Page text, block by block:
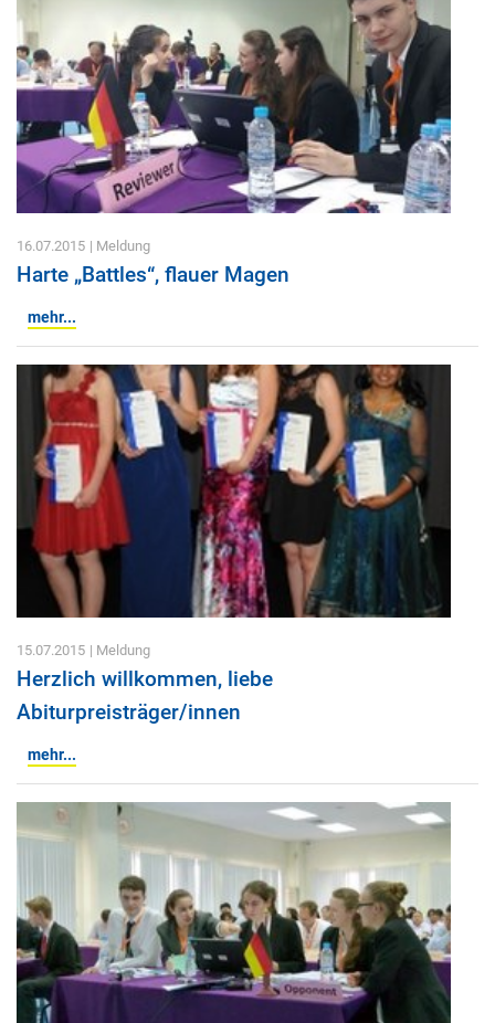
16.07.2015 | Meldung
Harte „Battles“, flauer Magen
mehr...
15.07.2015 | Meldung
Herzlich willkommen, liebe
Abiturpreisträger/innen
mehr...